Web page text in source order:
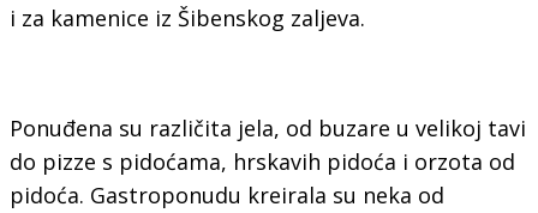
i za kamenice iz Šibenskog zaljeva.
Ponuđena su različita jela, od buzare u velikoj tavi
do pizze s pidoćama, hrskavih pidoća i orzota od
pidoća. Gastroponudu kreirala su neka od